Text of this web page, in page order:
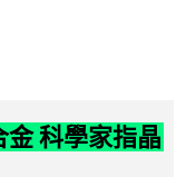
科學家指晶